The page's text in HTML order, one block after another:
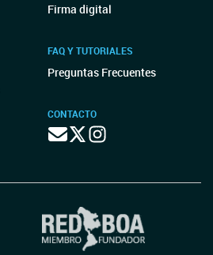
Firma digital
FAQ Y TUTORIALES
Preguntas Frecuentes
CONTACTO